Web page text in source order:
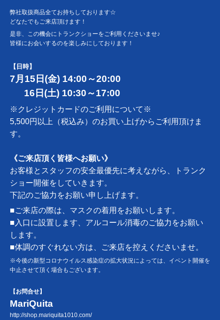
弊社取扱商品全てお持ちしております☆
どなたでもご来店頂けます！
是非、この機会にトランクショーをご利用くださいませ♪
皆様にお会いするのを楽しみにしております！
【日時】
7月15日(金) 14:00～20:00
16日(土) 10:30～17:00
※クレジットカードのご利用について※
5,500円以上（税込み）のお買い上げからご利用頂けま
す。
《ご来店頂く皆様へお願い》
お客様とスタッフの安全最優先に考えながら、トランク
ショー開催をしていきます。
下記のご協力をお願い申し上げます。
■ご来店の際は、マスクの着用をお願いします。
■入口に設置します、アルコール消毒のご協力をお願い
します。
■体調のすぐれない方は、ご来店を控えくださいませ。
※今後の新型コロナウイルス感染症の拡大状況によっては、イベント開催を
中止させて頂く場合もございます。
【お問合せ】
MariQuita
http://shop.mariquita1010.com/